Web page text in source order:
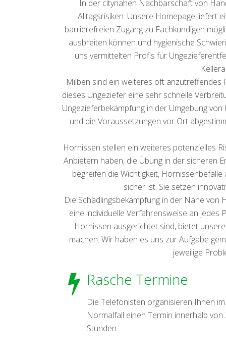
In der citynahen Nachbarschaft von
Alltagsrisiken. Unsere Homepage liefert
barrierefreien Zugang zu Fachkundigen
ausbreiten können und hygienische
uns vermittelten Profis für
Milben sind ein weiteres oft anzutreffendes
dieses Ungeziefer eine sehr schnelle
Ungezieferbekämpfung in der Umgebung
und die Voraussetzungen vor Ort
Hornissen stellen ein weiteres potenzielles
Anbietern haben, die Übung in der sicheren
begreifen die Wichtigkeit,
sicher ist. Sie setzen
Die Schädlingsbekämpfung in der Nähe
eine individuelle Verfahrensweise an
Hornissen ausgerichtet sind, bietet
machen. Wir haben es uns zur Aufgabe
jeweilige
Rasche Termine
Die Telefonisten organisieren Ihnen im
Normalfall einen Termin innerhalb von
Stunden.